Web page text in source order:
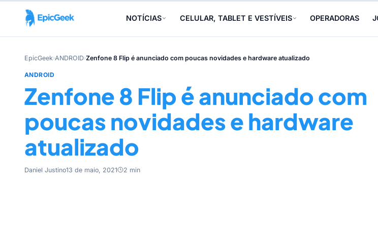
NOTÍCIAS CELULAR, TABLET E VESTÍVEIS OPERADORAS
EpicGeek›ANDROID›Zenfone 8 Flip é anunciado com poucas novidades e hardware atualizado
ANDROID
Zenfone 8 Flip é anunciado com
poucas novidades e hardware
atualizado
Daniel Justino13 de maio, 2021 2 min